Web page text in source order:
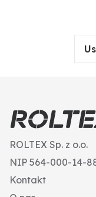
ROLTEX Sp. z o.o.
NIP 564-000-14-
Kontakt